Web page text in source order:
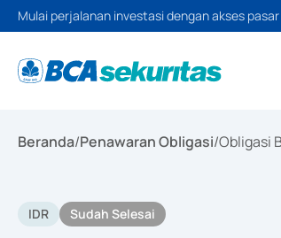
Mulai perjalanan investasi dengan akses
Beranda/Penawaran Obligasi/Obligasi
IDR Sudah Selesai